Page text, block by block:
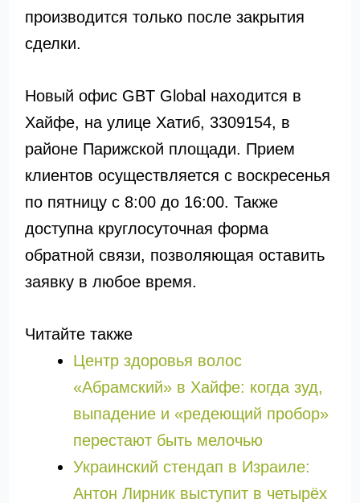
производится только после закрытия
сделки.
Новый офис GBT Global находится в
Хайфе, на улице Хатиб, 3309154, в
районе Парижской площади. Прием
клиентов осуществляется с воскресенья
по пятницу с 8:00 до 16:00. Также
доступна круглосуточная форма
обратной связи, позволяющая оставить
заявку в любое время.
Читайте также
Центр здоровья волос
«Абрaмский» в Хайфе: когда зуд,
выпадение и «редеющий пробор»
перестают быть мелочью
Украинский стендап в Израиле:
Антон Лирник выступит в четырёх